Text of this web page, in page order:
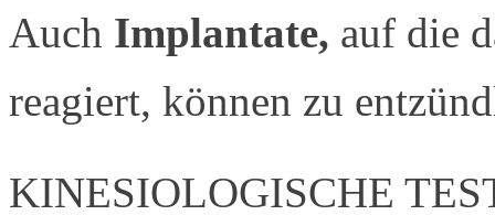
Auch Implantate, auf die
reagiert, können zu
KINESIOLOGISCHE